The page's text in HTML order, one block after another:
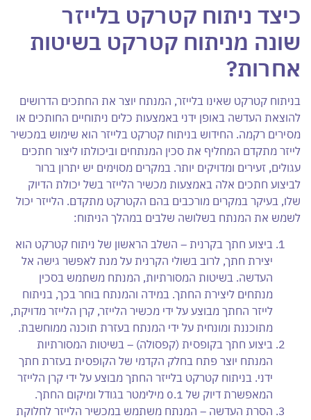
כיצד ניתוח קטרקט בלייזר
שונה מניתוח קטרקט בשיטות
אחרות?
בניתוח קטרקט שאינו בלייזר, המנתח יוצר את החתכים הדרושים
להוצאת העדשה באופן ידני באמצעות כלים ניתוחיים החותכים או
מסירים רקמה. החידוש בניתוח קטרקט בלייזר הוא שימוש במכשיר
לייזר מתקדם המחליף את סכין המנתחים וביכולתו ליצור חתכים
עגולים, זעירים ומדויקים יותר. במקרים מסוימים יש יתרון ברור
לביצוע חתכים אלה באמצעות מכשיר הלייזר בשל יכולת הדיוק
שלו, בעיקר במקרים מורכבים בהם הקטרקט מתקדם. הלייזר יכול
לשמש את המנתח בשלושה שלבים במהלך הניתוח:
ביצוע חתך בקרנית – השלב הראשון של ניתוח קטרקט הוא
יצירת חתך, לרוב בשולי הקרנית על מנת לאפשר גישה אל
העדשה. בשיטות המסורתיות, המנתח משתמש בסכין
מנתחים ליצירת החתך. במידה והמנתח בוחר בכך, בניתוח
לייזר החתך מבוצע על ידי מכשיר הלייזר, קרן הלייזר מדויקת,
מתוכננת ומונחית על ידי המנתח בעזרת תוכנה ממוחשבת.
ביצוע חתך בקופסית (קפסולה) – בשיטות המסורתיות
המנתח יוצר פתח בחלק הקדמי של הקופסית בעזרת חתך
ידני. בניתוח קטרקט בלייזר החתך מבוצע על ידי קרן הלייזר
המאפשרת דיוק של 0.1 מילימטר בגודל ומיקום החתך.
הסרת העדשה – המנתח משתמש במכשיר הלייזר לחלוקת